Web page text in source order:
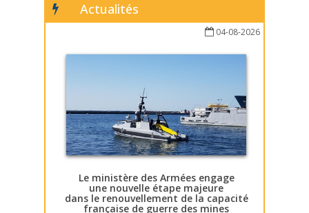
Actualités
04-08-2026
Le ministère des Armées engage
une nouvelle étape majeure
dans le renouvellement de la capacité
française de guerre des mines